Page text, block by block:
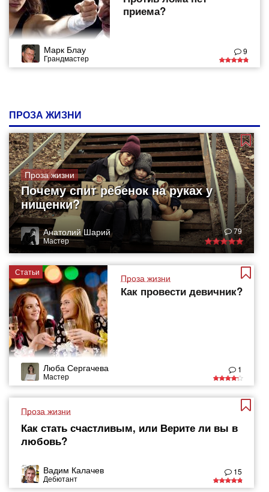
приема?
Марк Блау
Грандмастер
9
ПРОЗА ЖИЗНИ
Проза жизни
Почему спит ребенок на руках у
нищенки?
Анатолий Шарий
Мастер
79
Статьи
Проза жизни
Как провести девичник?
Люба Сергачева
Мастер
1
Проза жизни
Как стать счастливым, или Верите ли вы в
любовь?
Вадим Калачев
Дебютант
15